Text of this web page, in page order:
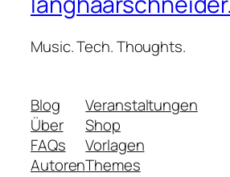
Music. Tech. Thoughts.
Blog
Über
FAQs
Autoren
Veranstaltungen
Shop
Vorlagen
Themes